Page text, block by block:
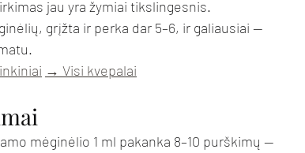
jau yra žymiai tikslingesnis.
grįžta ir perka dar 5–6, ir galiausiai —
→ Visi kvepalai
mėginėlio 1 ml pakanka 8–10 purškimų —